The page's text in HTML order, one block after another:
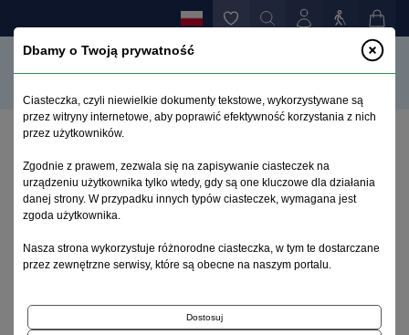
Wątpliwości dotyczące poczytalności sprawcy
Archiwum 1992–2014
Dbamy o Twoją prywatność
Ciasteczka, czyli niewielkie dokumenty tekstowe, wykorzystywane są
przez witryny internetowe, aby poprawić efektywność korzystania z nich
przez użytkowników.
Zgodnie z prawem, zezwala się na zapisywanie ciasteczek na
urządzeniu użytkownika tylko wtedy, gdy są one kluczowe dla działania
danej strony. W przypadku innych typów ciasteczek, wymagana jest
zgoda użytkownika.
Nasza strona wykorzystuje różnorodne ciasteczka, w tym te dostarczane
przez zewnętrzne serwisy, które są obecne na naszym portalu.
Dostosuj